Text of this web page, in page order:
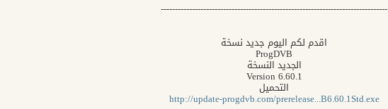
--------------------------------------------------------------------------------
اقدم لكم اليوم جديد نسخة
ProgDVB
الجديد النسخة
Version 6.60.1
التحميل
http://update-progdvb.com/prerelease...B6.60.1Std.exe